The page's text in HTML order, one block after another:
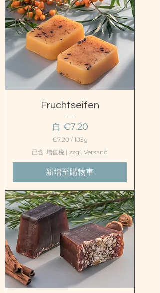
8
.
5
0
Fruchtseifen
自 €7.20
促銷價格
€7.20 / 105g
1
0
5
克
€
7
.
2
0
已含 增值税 | zzgl. Versand
新增至購物車